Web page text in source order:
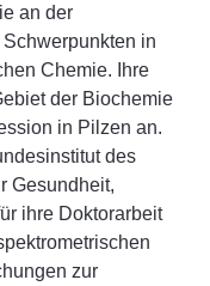
an der
in
Chemie. Ihre
der Biochemie
in Pilzen an.
des
Gesundheit,
ihre Doktorarbeit
zur